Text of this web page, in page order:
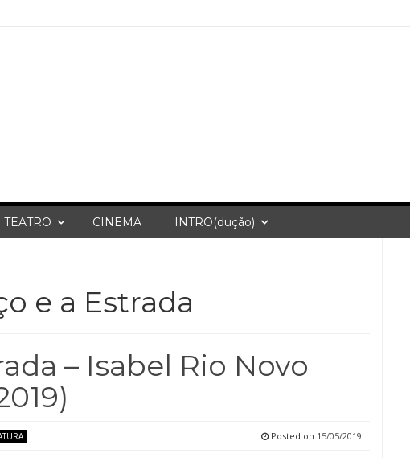
TEATRO CINEMA INTRO(dução)
e a Estrada
– Isabel Rio Novo
Posted on 15/05/2019